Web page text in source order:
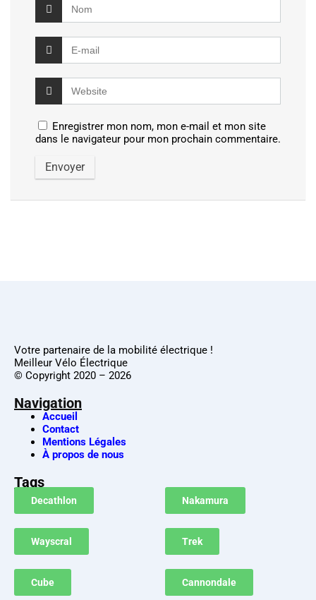
Enregistrer mon nom, mon e-mail et mon site
dans le navigateur pour mon prochain commentaire.
Votre partenaire de la mobilité électrique !
Meilleur Vélo Électrique
© Copyright 2020 – 2026
Navigation
Accueil
Contact
Mentions Légales
À propos de nous
Tags
Decathlon Nakamura
Wayscral Trek
Cube Cannondale